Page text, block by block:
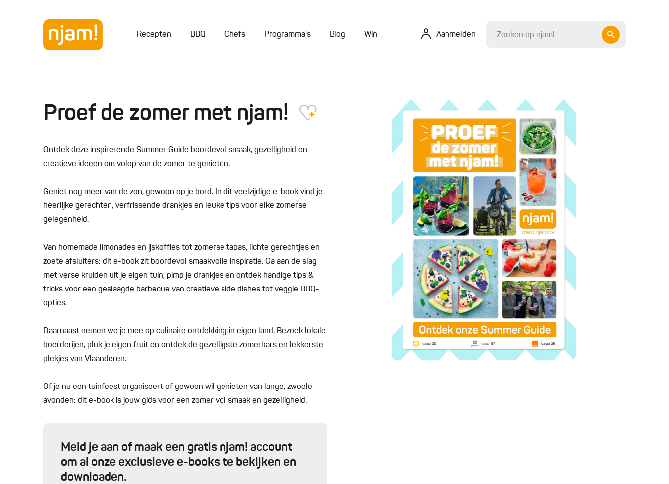
Recepten BBQ Chefs Programma's Blog Win Aanmelden
Proef de zomer met njam!
Ontdek deze inspirerende Summer Guide boordevol smaak, gezelligheid en
creatieve ideeën om volop van de zomer te genieten.
Geniet nog meer van de zon, gewoon op je bord. In dit veelzijdige e-book vind je
heerlijke gerechten, verfrissende drankjes en leuke tips voor elke zomerse
gelegenheid.
Van homemade limonades en ijskoffies tot zomerse tapas, lichte gerechtjes en
zoete afsluiters: dit e-book zit boordevol smaakvolle inspiratie. Ga aan de slag
met verse kruiden uit je eigen tuin, pimp je drankjes en ontdek handige tips &
tricks voor een geslaagde barbecue van creatieve side dishes tot veggie BBQ-
opties.
Daarnaast nemen we je mee op culinaire ontdekking in eigen land. Bezoek lokale
boerderijen, pluk je eigen fruit en ontdek de gezelligste zomerbars en lekkerste
plekjes van Vlaanderen.
Of je nu een tuinfeest organiseert of gewoon wil genieten van lange, zwoele
avonden: dit e-book is jouw gids voor een zomer vol smaak en gezelligheid.
Meld je aan of maak een gratis njam! account
om al onze exclusieve e-books te bekijken en
downloaden.